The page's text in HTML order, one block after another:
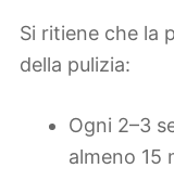
Si ritiene che la
della pulizia:
Ogni 2–3
almeno 15